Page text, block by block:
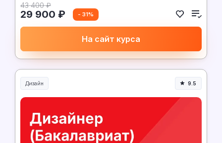
43 400 ₽
29 900 ₽ - 31%
На сайт курса
Дизайн 9.5